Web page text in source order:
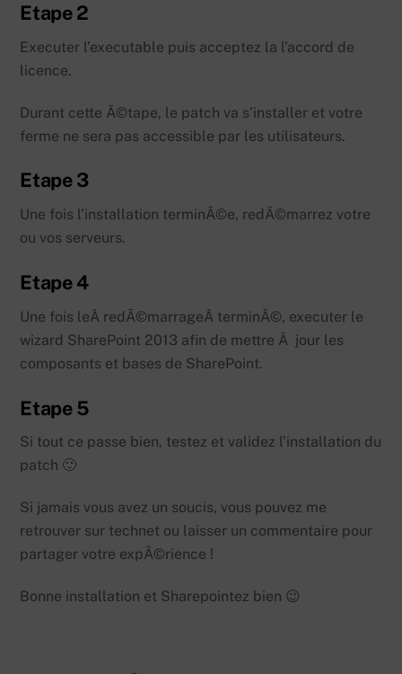
Etape 2
Executer l’executable puis acceptez la l’accord de
licence.
Durant cette Ã©tape, le patch va s’installer et votre
ferme ne sera pas accessible par les utilisateurs.
Etape 3
Une fois l’installation terminÃ©e, redÃ©marrez votre
ou vos serveurs.
Etape 4
Une fois leÂ redÃ©marrageÂ terminÃ©, executer le
wizard SharePoint 2013 afin de mettre Ã jour les
composants et bases de SharePoint.
Etape 5
Si tout ce passe bien, testez et validez l’installation du
patch 🙂
Si jamais vous avez un soucis, vous pouvez me
retrouver sur technet ou laisser un commentaire pour
partager votre expÃ©rience !
Bonne installation et Sharepointez bien 😉